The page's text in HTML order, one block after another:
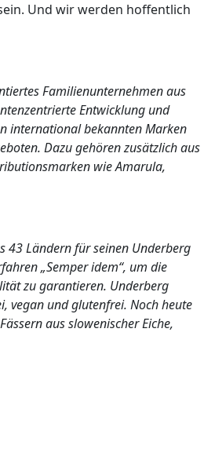
Und wir werden hoffentlich
Familienunternehmen aus
Entwicklung und
international bekannten Marken
Dazu gehören zusätzlich aus
wie Amarula,
43 Ländern für seinen Underberg
„Semper idem“, um die
zu garantieren. Underberg
vegan und glutenfrei. Noch heute
aus slowenischer Eiche,